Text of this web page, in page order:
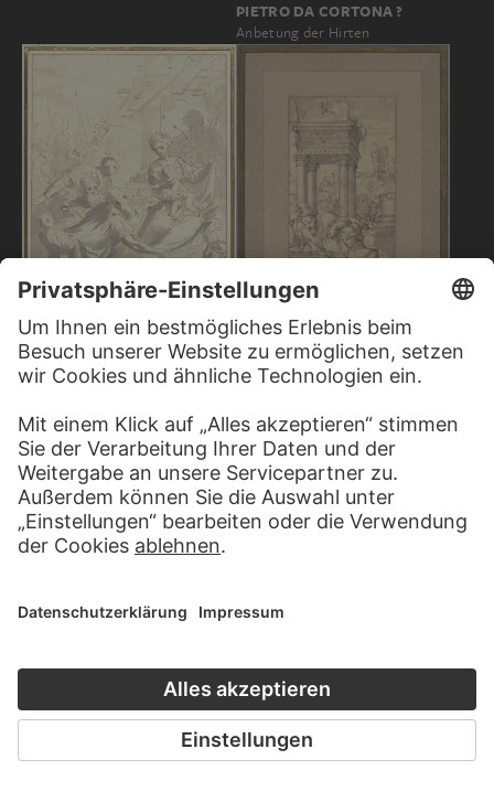
PIETRO DA CORTONA ?
Anbetung der Hirten
PIETRO TESTA ?
Anbetung der Könige
JEAN COUSIN D. Ä. ?
Anbetung der Könige
WERKSTATT